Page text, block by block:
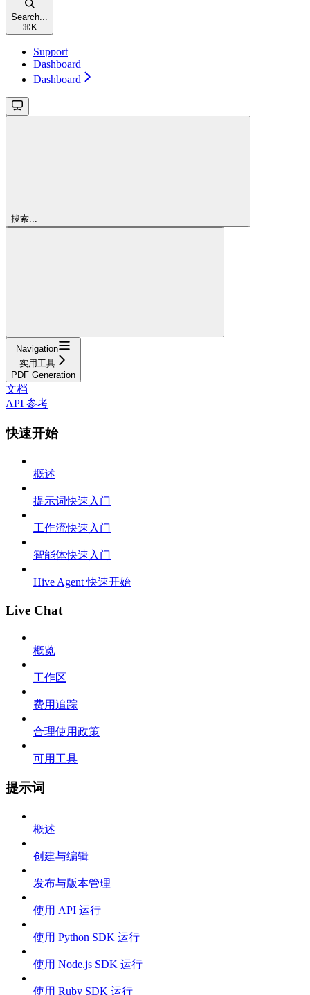
Search...
⌘ K
Support
Dashboard
Dashboard
搜索...
Navigation
实用工具
PDF Generation
文档
API 参考
快速开始
概述
提示词快速入门
工作流快速入门
智能体快速入门
Hive Agent 快速开始
Live Chat
概览
工作区
费用追踪
合理使用政策
可用工具
提示词
概述
创建与编辑
发布与版本管理
使用 API 运行
使用 Python SDK 运行
使用 Node.js SDK 运行
使用 Ruby SDK 运行